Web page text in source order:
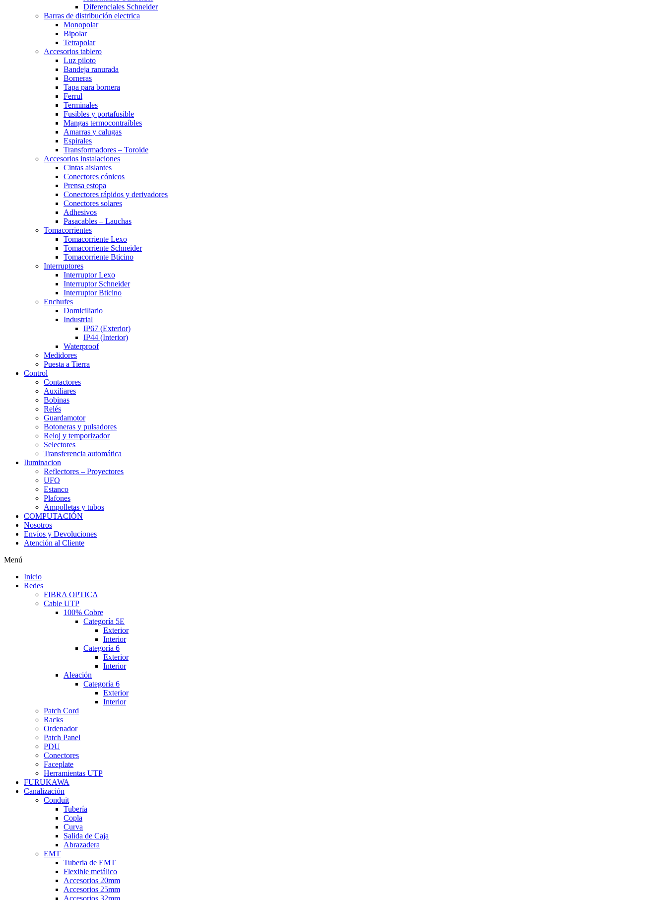
Diferenciales Schneider
Barras de distribución electrica
Monopolar
Bipolar
Tetrapolar
Accesorios tablero
Luz piloto
Bandeja ranurada
Borneras
Tapa para bornera
Ferrul
Terminales
Fusibles y portafusible
Mangas termocontraíbles
Amarras y calugas
Espirales
Transformadores – Toroide
Accesorios instalaciones
Cintas aislantes
Conectores cónicos
Prensa estopa
Conectores rápidos y derivadores
Conectores solares
Adhesivos
Pasacables – Lauchas
Tomacorrientes
Tomacorriente Lexo
Tomacorriente Schneider
Tomacorriente Bticino
Interruptores
Interruptor Lexo
Interruptor Schneider
Interruptor Bticino
Enchufes
Domiciliario
Industrial
IP67 (Exterior)
IP44 (Interior)
Waterproof
Medidores
Puesta a Tierra
Control
Contactores
Auxiliares
Bobinas
Relés
Guardamotor
Botoneras y pulsadores
Reloj y temporizador
Selectores
Transferencia automática
Iluminacion
Reflectores – Proyectores
UFO
Estanco
Plafones
Ampolletas y tubos
COMPUTACIÓN
Nosotros
Envíos y Devoluciones
Atención al Cliente
Menú
Inicio
Redes
FIBRA OPTICA
Cable UTP
100% Cobre
Categoría 5E
Exterior
Interior
Categoría 6
Exterior
Interior
Aleación
Categoría 6
Exterior
Interior
Patch Cord
Racks
Ordenador
Patch Panel
PDU
Conectores
Faceplate
Herramientas UTP
FURUKAWA
Canalización
Conduit
Tubería
Copla
Curva
Salida de Caja
Abrazadera
EMT
Tuberia de EMT
Flexible metálico
Accesorios 20mm
Accesorios 25mm
Accesorios 32mm